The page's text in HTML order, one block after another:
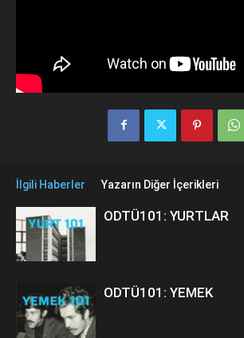
İlgili Haberler Yazarın Diğer İçerikleri
ODTÜ101: YURTLAR
ODTÜ101: YEMEK